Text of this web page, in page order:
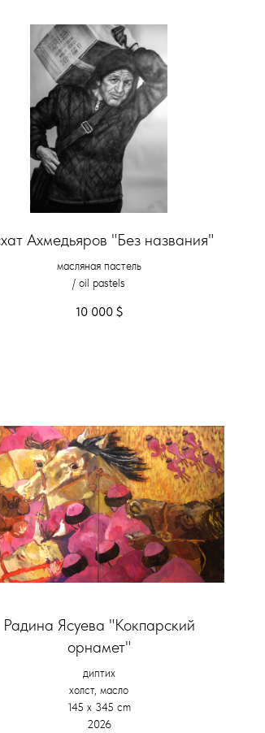
Ахмедьяров "Без названия"
масляная пастель
/ oil pastels
10 000 $
Радина Ясуева "Кокпарский
орнамет"
диптих
холст, масло
145 х 345 cm
2026